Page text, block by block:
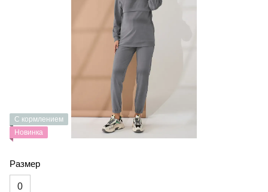
С кормлением
Новинка
Размер
0